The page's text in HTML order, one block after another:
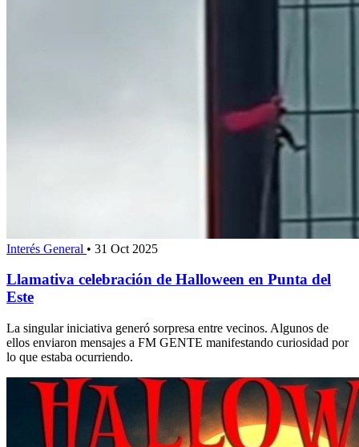
Interés General • 31 Oct 2025
Llamativa celebración de Halloween en Punta del
Este
La singular iniciativa generó sorpresa entre vecinos. Algunos de
ellos enviaron mensajes a FM GENTE manifestando curiosidad por
lo que estaba ocurriendo.